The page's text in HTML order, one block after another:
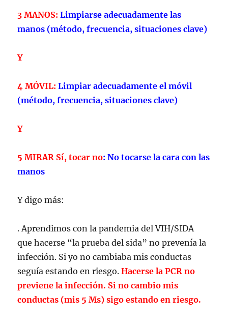
3 MANOS: Limpiarse adecuadamente las
manos (método, frecuencia, situaciones clave)
Y
4 MÓVIL:Limpiar adecuadamente el móvil
(método, frecuencia, situaciones clave)
Y
5 MIRAR Sí, tocar no: No tocarse la cara con las
manos
Y digo más:
. Aprendimos con la pandemia del VIH/SIDA
que hacerse “la prueba del sida” no prevenía la
infección. Si yo no cambiaba mis conductas
seguía estando en riesgo.Hacerse la PCR no
previene la infección. Si no cambio mis
conductas (mis 5 Ms) sigo estando en riesgo.